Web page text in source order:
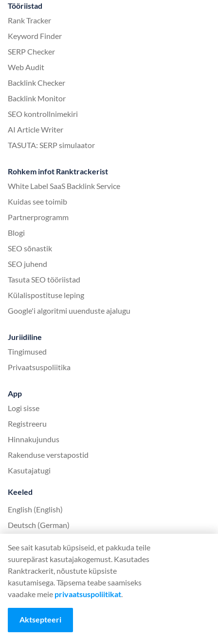
Tööriistad
Rank Tracker
Keyword Finder
SERP Checker
Web Audit
Backlink Checker
Backlink Monitor
SEO kontrollnimekiri
AI Article Writer
TASUTA: SERP simulaator
Rohkem infot Ranktrackerist
White Label SaaS Backlink Service
Kuidas see toimib
Partnerprogramm
Blogi
SEO sõnastik
SEO juhend
Tasuta SEO tööriistad
Külalispostituse leping
Google'i algoritmi uuenduste ajalugu
Juriidiline
Tingimused
Privaatsuspoliitika
App
Logi sisse
Registreeru
Hinnakujundus
Rakenduse verstapostid
Kasutajatugi
Keeled
English (English)
Deutsch (German)
Français (French)
Italiano (Italian)
日本語 (Japanese)
Polski (Polish)
Português (Portuguese)
See sait kasutab küpsiseid, et pakkuda teile
suurepärast kasutajakogemust. Kasutades
Ranktrackerit, nõustute küpsiste
kasutamisega. Täpsema teabe saamiseks
vaadake meie privaatsuspoliitikat.
Aktsepteeri